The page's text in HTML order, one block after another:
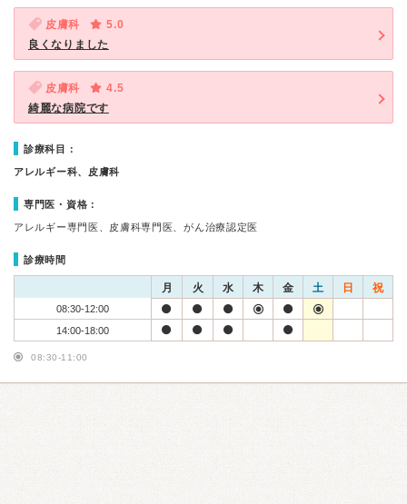
皮膚科
5.0
良くなりました
皮膚科
4.5
綺麗な病院です
診療科目：
アレルギー科、皮膚科
専門医・資格：
アレルギー専門医、皮膚科専門医、がん治療認定医
診療時間
月 火 水 木 金 土 日 祝
08:30-12:00
14:00-18:00
08:30-11:00